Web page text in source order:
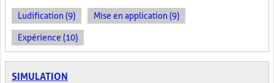
Ludification (9) Mise en application (9)
Expérience (10)
SIMULATION